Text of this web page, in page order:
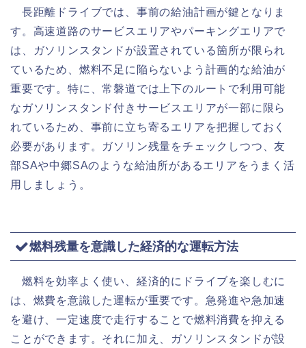
長距離ドライブでは、事前の給油計画が鍵となりま
す。高速道路のサービスエリアやパーキングエリアで
は、ガソリンスタンドが設置されている箇所が限られ
ているため、燃料不足に陥らないよう計画的な給油が
重要です。特に、常磐道では上下のルートで利用可能
なガソリンスタンド付きサービスエリアが一部に限ら
れているため、事前に立ち寄るエリアを把握しておく
必要があります。ガソリン残量をチェックしつつ、友
部SAや中郷SAのような給油所があるエリアをうまく活
用しましょう。
燃料残量を意識した経済的な運転方法
燃料を効率よく使い、経済的にドライブを楽しむに
は、燃費を意識した運転が重要です。急発進や急加速
を避け、一定速度で走行することで燃料消費を抑える
ことができます。それに加え、ガソリンスタンドが設